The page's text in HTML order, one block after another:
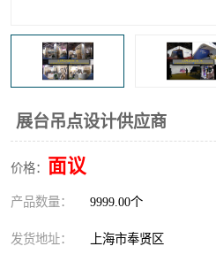
展台吊点设计供应商
价格： 面议
产品数量： 9999.00个
发货地址： 上海市奉贤区